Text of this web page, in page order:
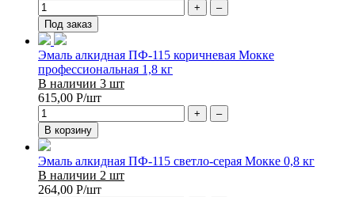
+
–
Под заказ
Эмаль алкидная ПФ-115 коричневая Мокке
профессиональная 1,8 кг
В наличии 3 шт
615,00 Р/шт
+
–
В корзину
Эмаль алкидная ПФ-115 светло-серая Мокке 0,8 кг
В наличии 2 шт
264,00 Р/шт